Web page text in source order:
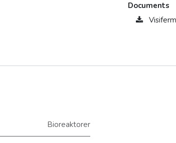
Documents
Bioreaktorer